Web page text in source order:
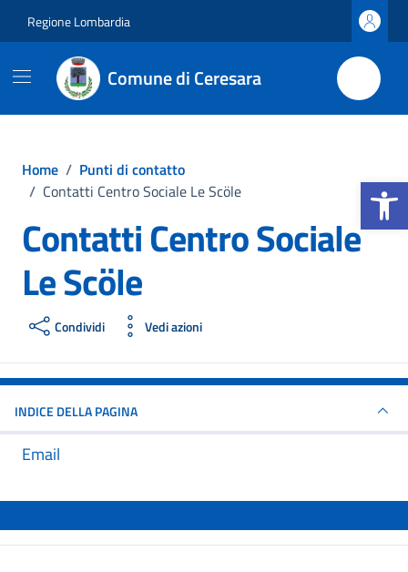
Apri la
Regione Lombardia
Comune di Ceresara
Home / Punti di contatto
/ Contatti Centro Sociale Le Scöle
Contatti Centro Sociale
Le Scöle
Condividi Vedi azioni
INDICE DELLA PAGINA
Email